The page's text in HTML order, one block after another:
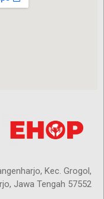
Kec. Grogol,
Jawa Tengah 57552